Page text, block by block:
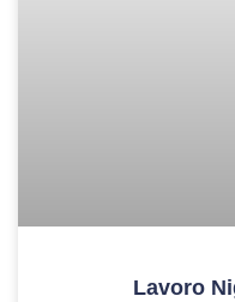
Lavoro